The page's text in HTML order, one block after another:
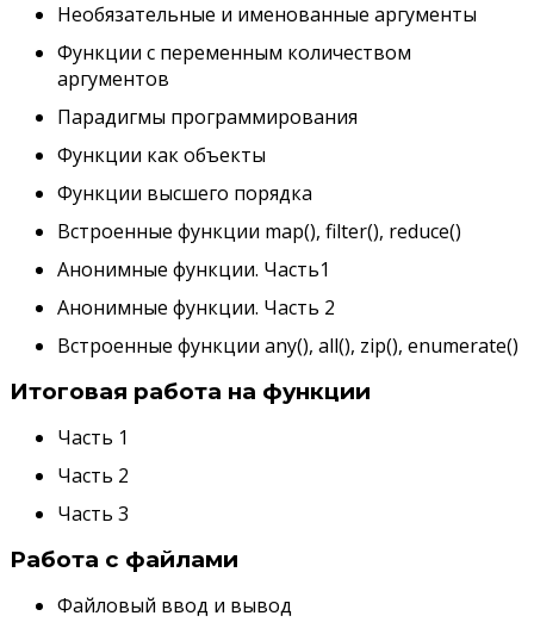
Необязательные и именованные аргументы
Функции с переменным количеством
аргументов
Парадигмы программирования
Функции как объекты
Функции высшего порядка
Встроенные функции map(), filter(), reduce()
Анонимные функции. Часть1
Анонимные функции. Часть 2
Встроенные функции any(), all(), zip(), enumerate()
Итоговая работа на функции
Часть 1
Часть 2
Часть 3
Работа с файлами
Файловый ввод и вывод